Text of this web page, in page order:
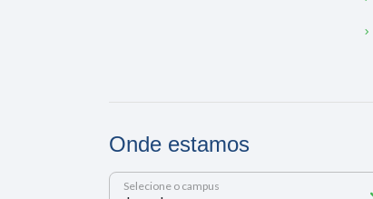
Onde estamos
Selecione o campus